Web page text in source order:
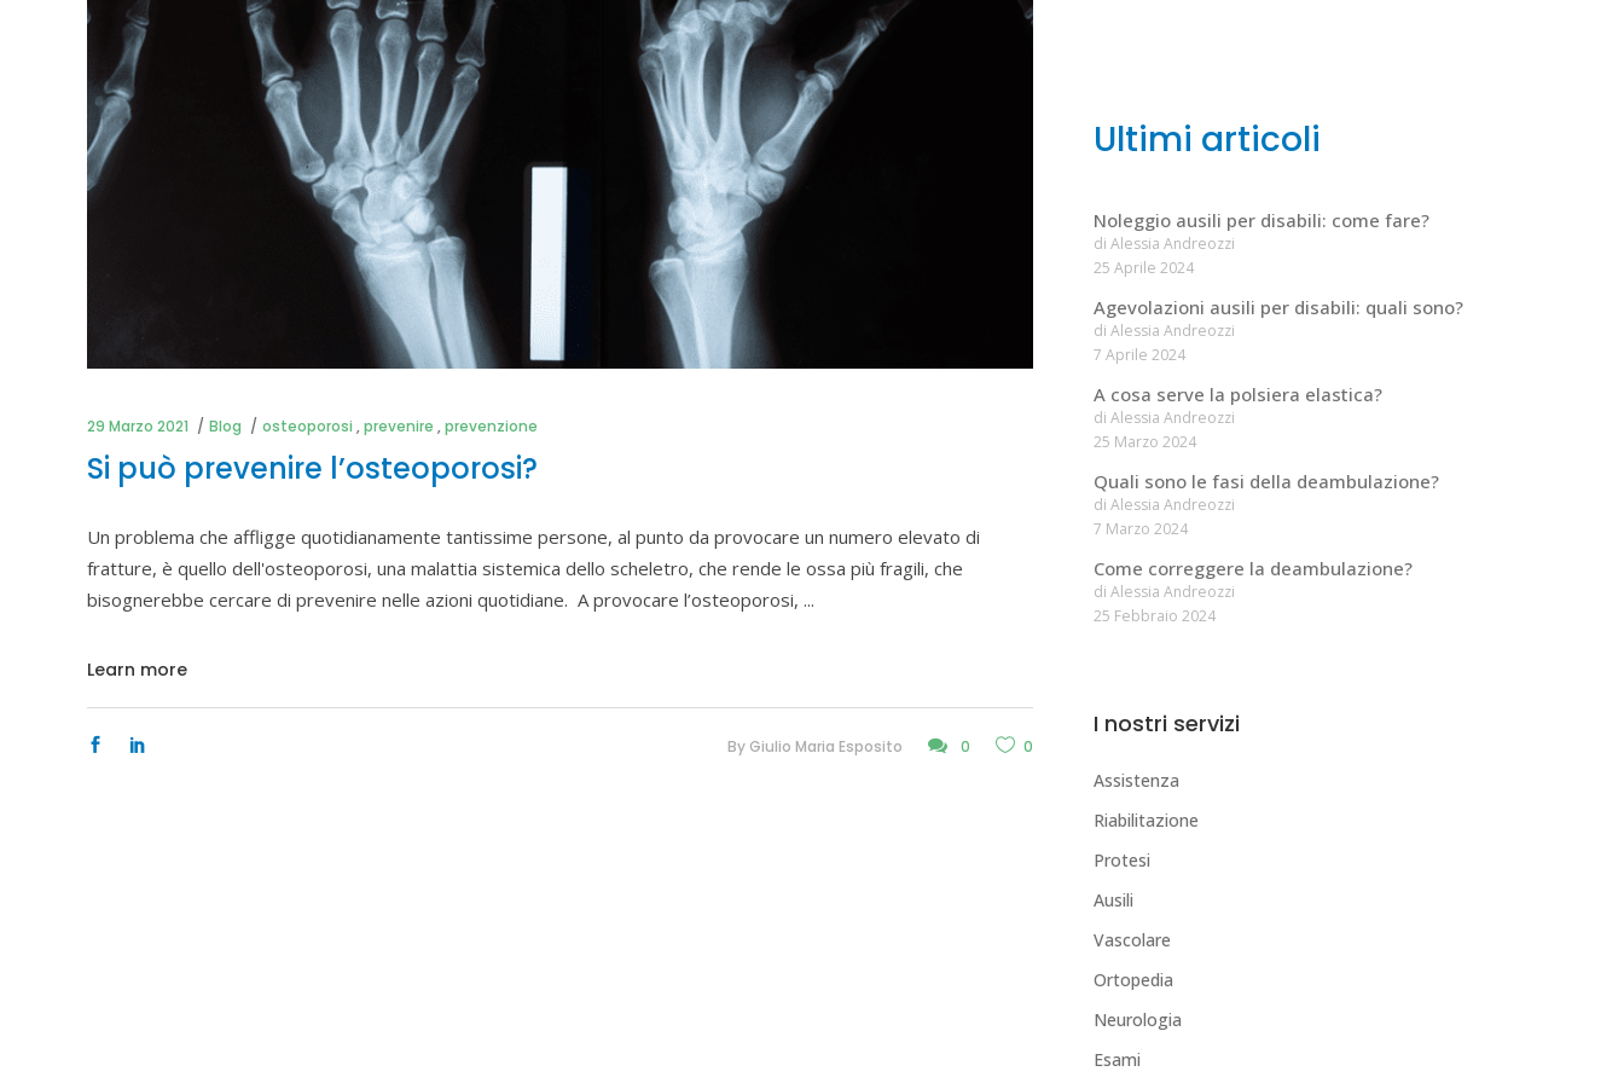
29 Marzo 2021 Blog osteoporosi ,prevenire ,prevenzione
Si può prevenire l’osteoporosi?
Un problema che affligge quotidianamente tantissime persone, al punto da provocare un numero elevato di
fratture, è quello dell'osteoporosi, una malattia sistemica dello scheletro, che rende le ossa più fragili, che
bisognerebbe cercare di prevenire nelle azioni quotidiane. A provocare l’osteoporosi,
Learn more
By Giulio Maria Esposito 0 0
Ultimi articoli
Noleggio ausili per disabili: come fare?
di Alessia Andreozzi
25 Aprile 2024
Agevolazioni ausili per disabili: quali sono?
di Alessia Andreozzi
7 Aprile 2024
A cosa serve la polsiera elastica?
di Alessia Andreozzi
25 Marzo 2024
Quali sono le fasi della deambulazione?
di Alessia Andreozzi
7 Marzo 2024
Come correggere la deambulazione?
di Alessia Andreozzi
25 Febbraio 2024
I nostri servizi
Assistenza
Riabilitazione
Protesi
Ausili
Vascolare
Ortopedia
Neurologia
Esami